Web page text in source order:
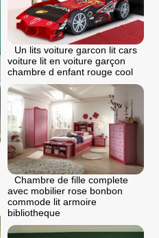
Un lits voiture garcon lit cars
voiture lit en voiture garçon
chambre d enfant rouge cool
Chambre de fille complete
avec mobilier rose bonbon
commode lit armoire
bibliotheque